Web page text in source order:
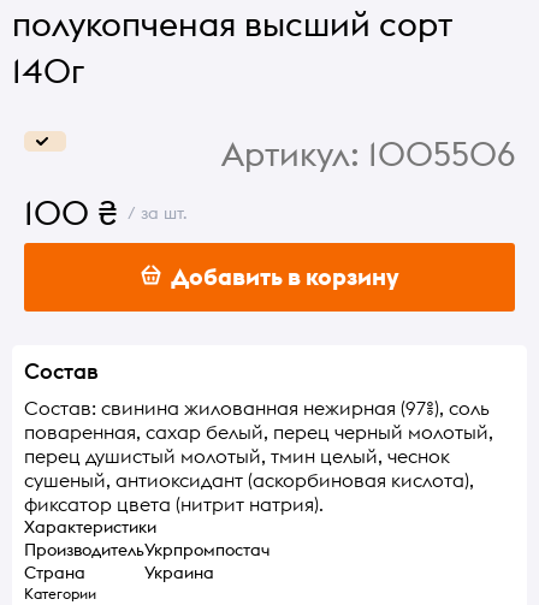
полукопченая высший сорт
140г
Артикул: 1005506
100 ₴ / за шт.
Добавить в корзину
Состав
Состав: свинина жилованная нежирная (97%), соль
поваренная, сахар белый, перец черный молотый,
перец душистый молотый, тмин целый, чеснок
сушеный, антиоксидант (аскорбиновая кислота),
фиксатор цвета (нитрит натрия).
Характеристики
ПроизводительУкрпромпостач
Страна
Украина
Категории